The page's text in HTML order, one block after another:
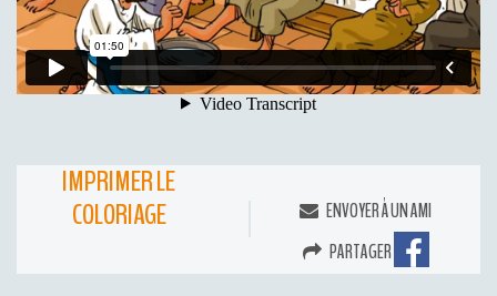
IMPRIMER LE
COLORIAGE
ENVOYER À UN AMI
PARTAGER